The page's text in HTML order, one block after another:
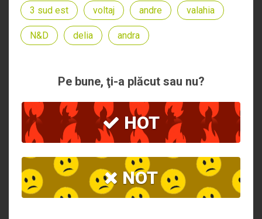
3 sud est voltaj andre valahia
N&D delia andra
Pe bune, ţi-a plăcut sau nu?
HOT
NOT